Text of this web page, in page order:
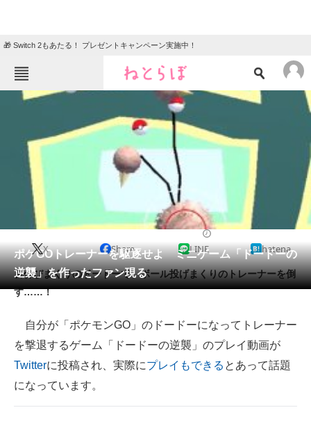
🎁 Switch 2もあたる！ プレゼントキャンペーン実施中！
ねとらぼメニュー
ニュース
エンタメ
グルメ
住まい 教育・育児
リサーチ
会員記事
メディア
ITの今と未来を見通す
スマホと通信の最新トレンド
ポケGOトレーナーを駆逐せよ ミニゲーム「ドードーの
逆襲」を作ったファン現る
X Share LINE hatena
首伸びまくりのドードーで、ボール投げまくりのトレーナーを倒
す……！
自分が「ポケモンGO」のドードーになってトレーナー
を撃退するゲーム「ドードーの逆襲」のプレイ動画が
Twitterに投稿され、実際にプレイもできる とあって話題
になっています。